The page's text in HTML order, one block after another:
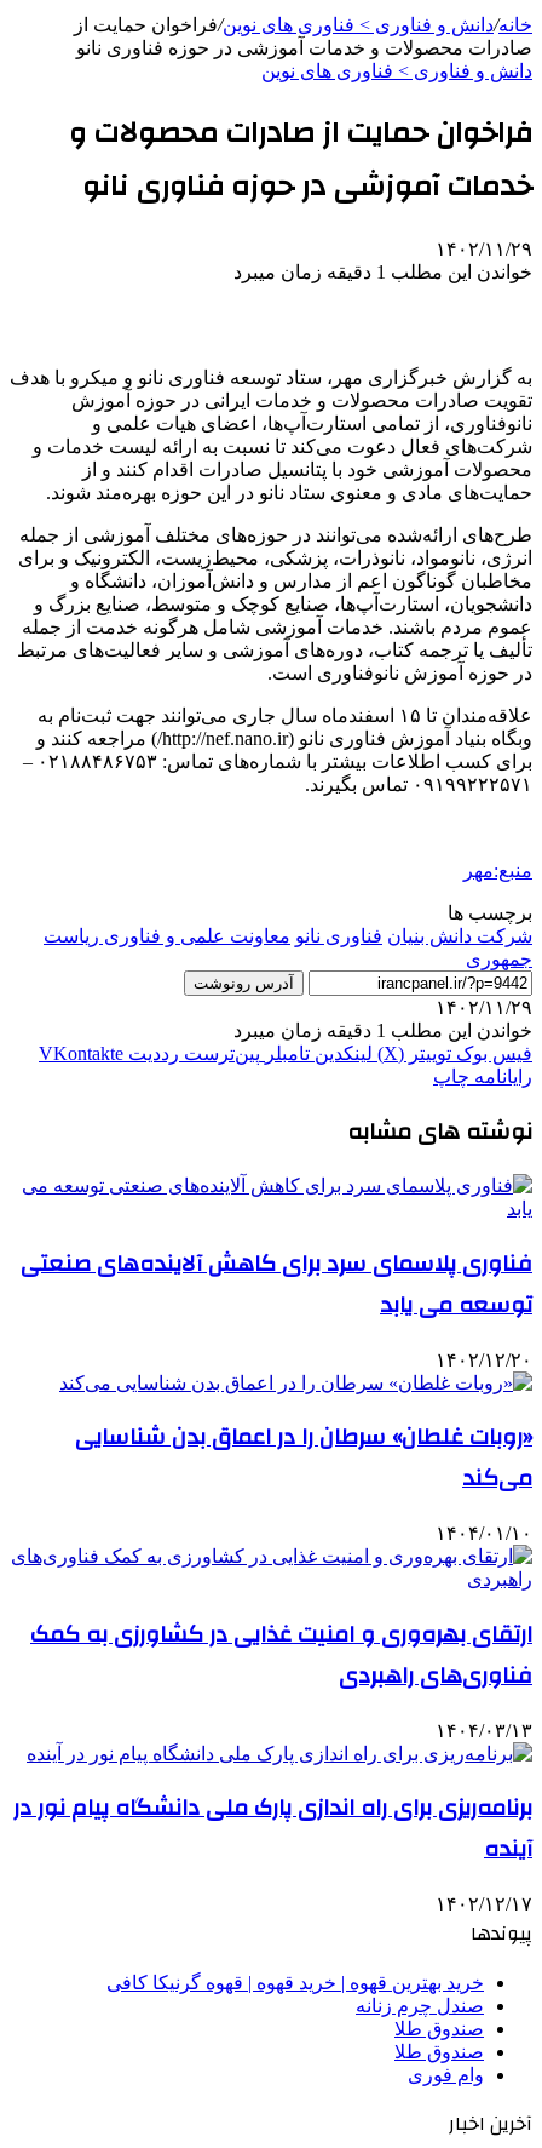
خانه/دانش و فناوری > فناوری های نوین/فراخوان حمایت از
صادرات محصولات و خدمات آموزشی در حوزه فناوری نانو
دانش و فناوری > فناوری های نوین
فراخوان حمایت از صادرات محصولات و
خدمات آموزشی در حوزه فناوری نانو
۱۴۰۲/۱۱/۲۹
خواندن این مطلب 1 دقیقه زمان میبرد
به گزارش خبرگزاری مهر، ستاد توسعه فناوری نانو و میکرو با هدف
تقویت صادرات محصولات و خدمات ایرانی در حوزه آموزش
نانوفناوری، از تمامی استارت‌آپ‌ها، اعضای هیات علمی و
شرکت‌های فعال دعوت می‌کند تا نسبت به ارائه لیست خدمات و
محصولات آموزشی خود با پتانسیل صادرات اقدام کنند و از
حمایت‌های مادی و معنوی ستاد نانو در این حوزه بهره‌مند شوند.
طرح‌های ارائه‌شده می‌توانند در حوزه‌های مختلف آموزشی از جمله
انرژی، نانومواد، نانوذرات، پزشکی، محیط‌زیست، الکترونیک و برای
مخاطبان گوناگون اعم از مدارس و دانش‌آموزان، دانشگاه و
دانشجویان، استارت‌آپ‌ها، صنایع کوچک و متوسط، صنایع بزرگ و
عموم مردم باشند. خدمات آموزشی شامل هرگونه خدمت از جمله
تألیف یا ترجمه کتاب، دوره‌های آموزشی و سایر فعالیت‌های مرتبط
در حوزه آموزش نانوفناوری است.
علاقه‌مندان تا ۱۵ اسفندماه سال جاری می‌توانند جهت ثبت‌نام به
وبگاه بنیاد آموزش فناوری نانو (http://nef.nano.ir/) مراجعه کنند و
برای کسب اطلاعات بیشتر با شماره‌های تماس: ۰۲۱۸۸۴۸۶۷۵۳ –
۰۹۱۹۹۲۲۲۵۷۱ تماس بگیرند.
منبع:مهر
برچسب ها
شرکت دانش بنیان فناوری نانو معاونت علمی و فناوری ریاست
جمهوری
آدرس رونوشت
۱۴۰۲/۱۱/۲۹
خواندن این مطلب 1 دقیقه زمان میبرد
فیس بوک توییتر (X) لینکدین ‫تامبلر ‫پین‌ترست ‫رددیت ‫VKontakte
رایانامه چاپ
نوشته های مشابه
فناوری پلاسمای سرد برای کاهش آلاینده‌های صنعتی
توسعه می یابد
۱۴۰۲/۱۲/۲۰
«روبات غلطان» سرطان را در اعماق بدن شناسایی
می‌کند
۱۴۰۴/۰۱/۱۰
ارتقای بهره‌وری و امنیت غذایی در کشاورزی به کمک
فناوری‌های راهبردی
۱۴۰۴/۰۳/۱۳
برنامه‌ریزی برای راه اندازی پارک ملی دانشگاه پیام نور در
آینده
۱۴۰۲/۱۲/۱۷
پیوندها
خرید بهترین قهوه | خرید قهوه | قهوه گرنیکا کافی
صندل چرم زنانه
صندوق طلا
صندوق طلا
وام فوری
آخرین اخبار